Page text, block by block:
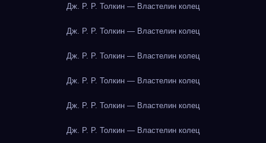
Дж. Р. Р. Толкин — Властелин колец
Дж. Р. Р. Толкин — Властелин колец
Дж. Р. Р. Толкин — Властелин колец
Дж. Р. Р. Толкин — Властелин колец
Дж. Р. Р. Толкин — Властелин колец
Дж. Р. Р. Толкин — Властелин колец